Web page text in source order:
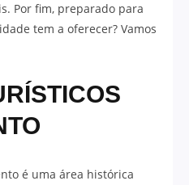
Por fim, preparado para
tem a oferecer? Vamos
é uma área histórica